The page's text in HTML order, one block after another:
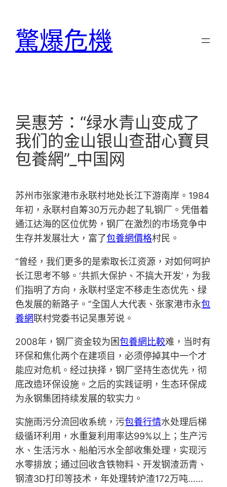
驚爆危機
吴惠芳：“绿水青山变成了
我们的金山银山查甜心寶貝
包養網”_中国网
苏州市张家港市永联村地处长江下游南岸。1984
年初，永联村自筹30万元办起了轧钢厂。凭借着
通江达海的区位优势，钢厂在激烈的市场竞争中
生存并发展壮大，富了包養網價格村民。
“曾经，我们更多的是索取长江资源，对如何呵护
长江思考不够。‘共抓大保护、不搞大开发’，为我
们指明了方向，永联村坚定不移走生态优先、绿
色发展的新路子。”全国人大代表、张家港市永包
養網联村党委书记吴惠芳说。
2008年，钢厂资金较为困包養網比較难，当时有
环保和焦化两个在建项目，必须停掉其中一个才
能应对危机。经过抉择，钢厂坚持生态优先，彻
底改造环保设施。之后的实践证明，生态环保成
为永钢集团持续发展的软实力。
实施雨污分流回收系统，污包養行情水处理后梯
级循环利用，水重复利用率达99%以上；生产污
水、生活污水、船舶污水全部收集处理，实现污
水零排放；通过回收含铁物料、开发钢渣沥青、
钢渣3D打印等技术，年处理转炉渣172万吨……